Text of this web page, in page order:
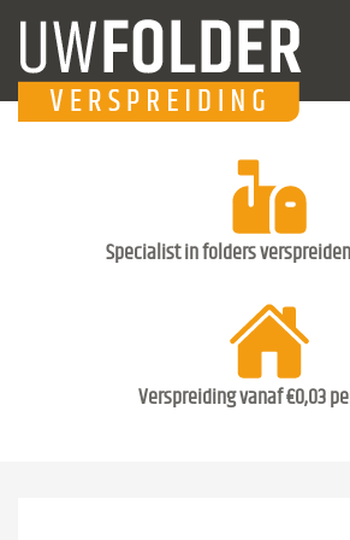
Specialist in folders
Verspreiding vanaf €0,03